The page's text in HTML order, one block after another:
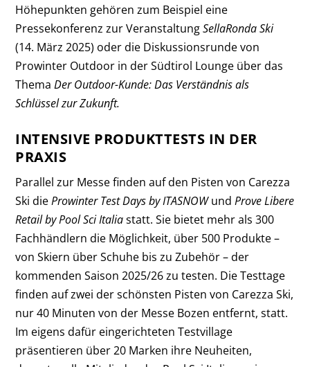
Höhepunkten gehören zum Beispiel eine
Pressekonferenz zur VeranstaltungSellaRonda Ski
(14. März 2025) oder die Diskussionsrunde von
Prowinter Outdoor in der Südtirol Lounge über das
ThemaDer Outdoor-Kunde: Das Verständnis als
Schlüssel zur Zukunft.
INTENSIVE PRODUKTTESTS IN DER
PRAXIS
Parallel zur Messe finden auf den Pisten von Carezza
Ski dieProwinter Test Days by ITASNOWundProve Libere
Retail by Pool Sci Italiastatt. Sie bietet mehr als 300
Fachhändlern die Möglichkeit, über 500 Produkte –
von Skiern über Schuhe bis zu Zubehör – der
kommenden Saison 2025/26 zu testen. Die Testtage
finden auf zwei der schönsten Pisten von Carezza Ski,
nur 40 Minuten von der Messe Bozen entfernt, statt.
Im eigens dafür eingerichteten Testvillage
präsentieren über 20 Marken ihre Neuheiten,